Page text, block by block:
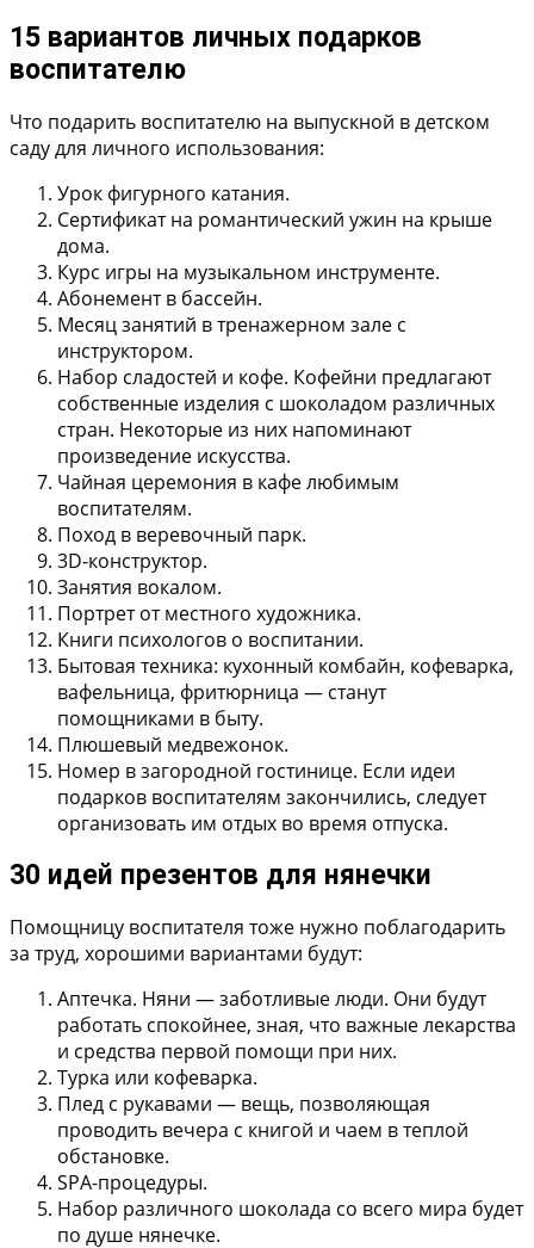
15 вариантов личных подарков
воспитателю
Что подарить воспитателю на выпускной в детском
саду для личного использования:
Урок фигурного катания.
Сертификат на романтический ужин на крыше
дома.
Курс игры на музыкальном инструменте.
Абонемент в бассейн.
Месяц занятий в тренажерном зале с
инструктором.
Набор сладостей и кофе. Кофейни предлагают
собственные изделия с шоколадом различных
стран. Некоторые из них напоминают
произведение искусства.
Чайная церемония в кафе любимым
воспитателям.
Поход в веревочный парк.
3D-конструктор.
Занятия вокалом.
Портрет от местного художника.
Книги психологов о воспитании.
Бытовая техника: кухонный комбайн, кофеварка,
вафельница, фритюрница — станут
помощниками в быту.
Плюшевый медвежонок.
Номер в загородной гостинице. Если идеи
подарков воспитателям закончились, следует
организовать им отдых во время отпуска.
30 идей презентов для нянечки
Помощницу воспитателя тоже нужно поблагодарить
за труд, хорошими вариантами будут:
Аптечка. Няни — заботливые люди. Они будут
работать спокойнее, зная, что важные лекарства
и средства первой помощи при них.
Турка или кофеварка.
Плед с рукавами — вещь, позволяющая
проводить вечера с книгой и чаем в теплой
обстановке.
SPA-процедуры.
Набор различного шоколада со всего мира будет
по душе нянечке.